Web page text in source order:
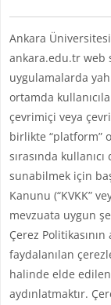
Ankara
ankara.edu.tr web
uygulamalarda
ortamda
çevrimiçi veya
birlikte “platform”
sırasında
sunabilmek için
Kanunu (“KVKK”
mevzuata uygun
Çerez
faydalanılan
halinde elde
aydınlatmaktır.